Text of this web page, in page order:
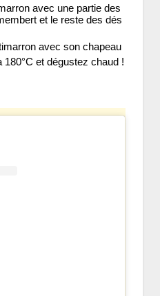
avec une partie des
et le reste des dés
avec son chapeau
180°C et dégustez chaud !